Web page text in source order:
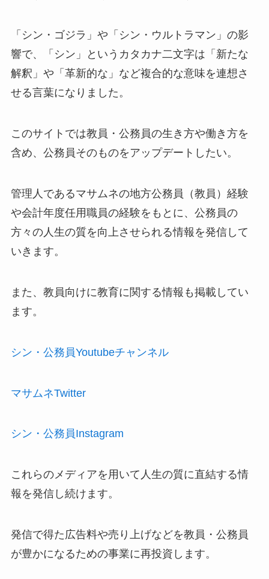
「シン・ゴジラ」や「シン・ウルトラマン」の影
響で、「シン」というカタカナ二文字は「新たな
解釈」や「革新的な」など複合的な意味を連想さ
せる言葉になりました。
このサイトでは教員・公務員の生き方や働き方を
含め、公務員そのものをアップデートしたい。
管理人であるマサムネの地方公務員（教員）経験
や会計年度任用職員の経験をもとに、公務員の
方々の人生の質を向上させられる情報を発信して
いきます。
また、教員向けに教育に関する情報も掲載してい
ます。
シン・公務員Youtubeチャンネル
マサムネTwitter
シン・公務員Instagram
これらのメディアを用いて人生の質に直結する情
報を発信し続けます。
発信で得た広告料や売り上げなどを教員・公務員
が豊かになるための事業に再投資します。